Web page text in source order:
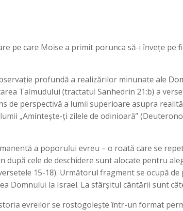
pe care Moise a primit porunca să-i învețe pe
profundă a realizărilor minunate ale
Talmudului (tractatul Sanhedrin 21:b) a
de perspectivă a lumii superioare asupra
„Amintește-ți zilele de odinioară”
a poporului evreu – o roată care se
după cele de deschidere sunt alocate pentru
15-18). Următorul fragment se ocupă
Domnului la Israel. La sfârșitul cântării sunt
evreilor se rostogolește într-un format